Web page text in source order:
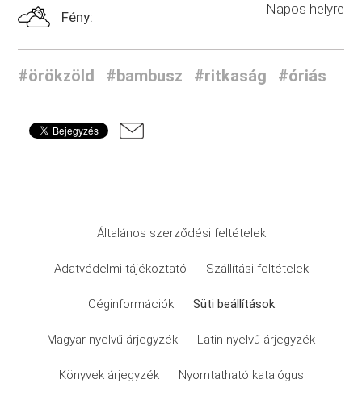
Fény: Napos helyre
#örökzöld #bambusz #ritkaság #óriás
Általános szerződési feltételek
Adatvédelmi tájékoztató Szállítási feltételek
Céginformációk Süti beállítások
Magyar nyelvű árjegyzék Latin nyelvű árjegyzék
Könyvek árjegyzék Nyomtatható katalógus